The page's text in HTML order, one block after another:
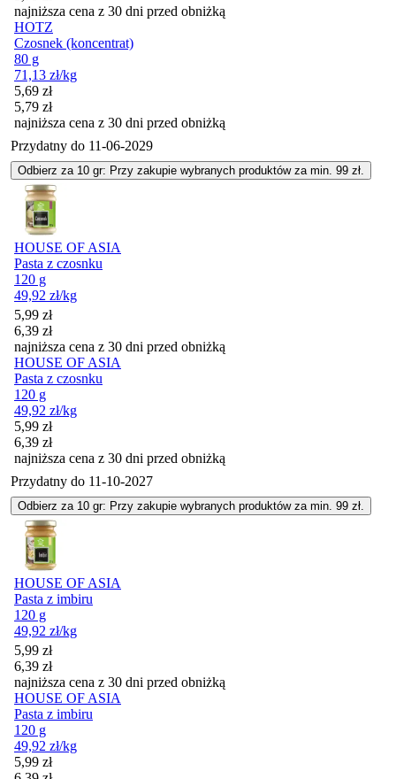
najniższa cena z 30 dni przed obniżką
HOTZ
Czosnek (koncentrat)
80 g
71,13 zł/kg
Cena promocyjna
5,69 zł
5,79 zł
najniższa cena z 30 dni przed obniżką
Przydatny do 11-06-2029
Odbierz za 10 gr: Przy zakupie wybranych produktów za min. 99 zł.
HOUSE OF ASIA
Pasta z czosnku
120 g
49,92 zł/kg
Cena promocyjna
5,99 zł
6,39 zł
najniższa cena z 30 dni przed obniżką
HOUSE OF ASIA
Pasta z czosnku
120 g
49,92 zł/kg
Cena promocyjna
5,99 zł
6,39 zł
najniższa cena z 30 dni przed obniżką
Przydatny do 11-10-2027
Odbierz za 10 gr: Przy zakupie wybranych produktów za min. 99 zł.
HOUSE OF ASIA
Pasta z imbiru
120 g
49,92 zł/kg
Cena promocyjna
5,99 zł
6,39 zł
najniższa cena z 30 dni przed obniżką
HOUSE OF ASIA
Pasta z imbiru
120 g
49,92 zł/kg
Cena promocyjna
5,99 zł